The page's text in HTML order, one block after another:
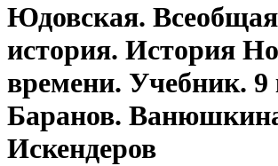
Юдовская. Всеобщая
история. История
времени. Учебник. 9
Баранов.
Искендеров